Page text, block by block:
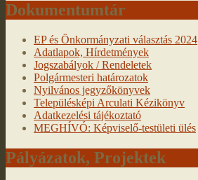
Dokumentumtár
EP és Önkormányzati választás 2024
Adatlapok, Hírdetmények
Jogszabályok / Rendeletek
Polgármesteri határozatok
Nyilvános jegyzőkönyvek
Településképi Arculati Kézikönyv
Adatkezelési tájékoztató
MEGHÍVÓ: Képviselő-testületi ülés
Pályázatok, Projektek